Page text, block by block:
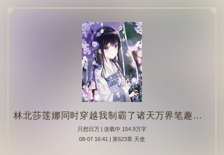
林北莎莲娜同时穿越我制霸了诸天万界笔趣阁完整版无删减
只想日万 | 连载中 154.9万字
08-07 16:41 | 第623章 天使